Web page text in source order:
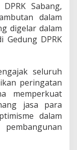
Sabang,
dalam
digelar dalam
Gedung DPRK
seluruh
peringatan
memperkuat
jasa para
dalam